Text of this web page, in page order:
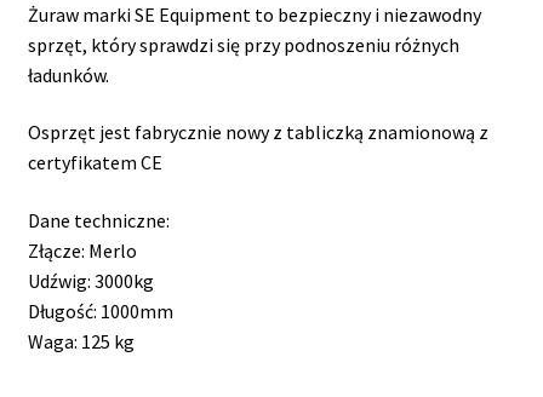
Żuraw marki SE Equipment to bezpieczny i niezawodny
sprzęt, który sprawdzi się przy podnoszeniu różnych
ładunków.
Osprzęt jest fabrycznie nowy z tabliczką znamionową z
certyfikatem CE
Dane techniczne:
Złącze: Merlo
Udźwig: 3000kg
Długość: 1000mm
Waga: 125 kg